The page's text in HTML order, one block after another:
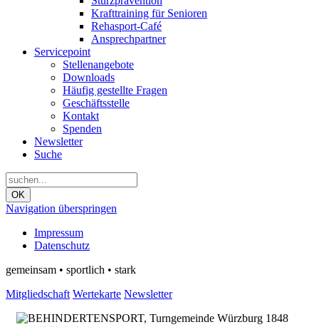
Krafttraining für Senioren
Rehasport-Café
Ansprechpartner
Servicepoint
Stellenangebote
Downloads
Häufig gestellte Fragen
Geschäftsstelle
Kontakt
Spenden
Newsletter
Suche
OK
Navigation überspringen
Impressum
Datenschutz
gemeinsam • sportlich • stark
Mitgliedschaft Wertekarte Newsletter